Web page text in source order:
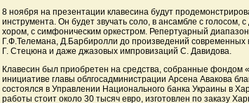
8 ноября на презентации клавесина будут
инструмента. Он будет звучать соло, в ансамбле с голосом,
хором, с симфоническим оркестром. Репертуарный
Г.Ф.Телемана, Д.Барбиролли до произведений современных
Г. Стецюна и даже джазовых импровизаций С. Давидова.
Клавесин был приобретен на средства, собранные фондом
инициативе главы облгосадминистрации Арсена Авакова
состоялся в Управлении Национального банка Украины в
работы стоит около 30 тысяч евро, изготовлен по заказу